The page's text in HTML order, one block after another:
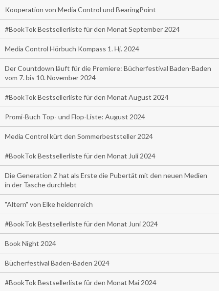
Kooperation von Media Control und BearingPoint
#BookTok Bestsellerliste für den Monat September 2024
Media Control Hörbuch Kompass 1. Hj. 2024
Der Countdown läuft für die Premiere: Bücherfestival Baden-Baden
vom 7. bis 10. November 2024
#BookTok Bestsellerliste für den Monat August 2024
Promi-Buch Top- und Flop-Liste: August 2024
Media Control kürt den Sommerbeststeller 2024
#BookTok Bestsellerliste für den Monat Juli 2024
Die Generation Z hat als Erste die Pubertät mit den neuen Medien
in der Tasche durchlebt
"Altern" von Elke heidenreich
#BookTok Bestsellerliste für den Monat Juni 2024
Book Night 2024
Bücherfestival Baden-Baden 2024
#BookTok Bestsellerliste für den Monat Mai 2024